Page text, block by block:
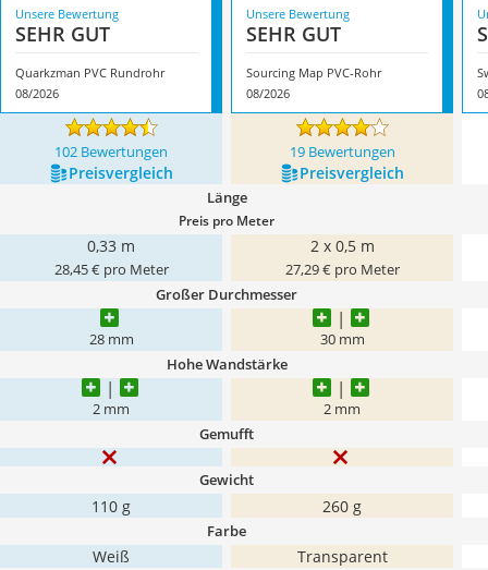
Unsere Bewertung
SEHR GUT
Quarkzman PVC Rundrohr
08/2026
Unsere Bewertung
SEHR GUT
Sourcing Map PVC-Rohr
08/2026
102 Bewertungen 19 Bewertungen
Preis­vergleich Preis­vergleich
Länge
Preis pro Meter
0,33 m
28,45 € pro Meter
2 x 0,5 m
27,29 € pro Meter
Großer Durchmesser
28 mm 30 mm
Hohe Wandstärke
2 mm 2 mm
Gemufft
Gewicht
‎110 g 260 g
Farbe
‎Weiß Transparent